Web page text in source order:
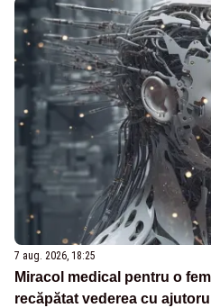
7 aug. 2026, 18:25
Miracol medical pentru o
recăpătat vederea cu